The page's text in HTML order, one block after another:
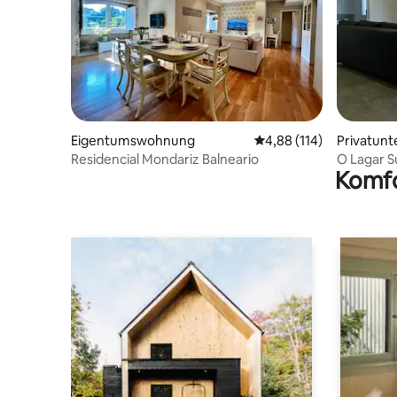
Eigentumswohnung Durchschnittliche
4,88 (114)
Residencial Mondariz Balneario
O Lagar
Natur